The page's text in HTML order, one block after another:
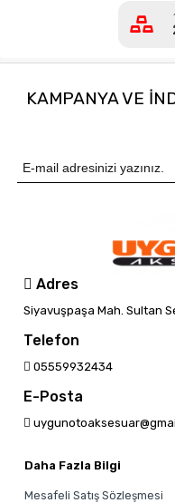
KAMPANYA VE
Adres
Siyavuşpaşa Mah. Sultan
Telefon
05559932434
E-Posta
Daha Fazla Bilgi
Mesafeli Satış Sözleşmesi